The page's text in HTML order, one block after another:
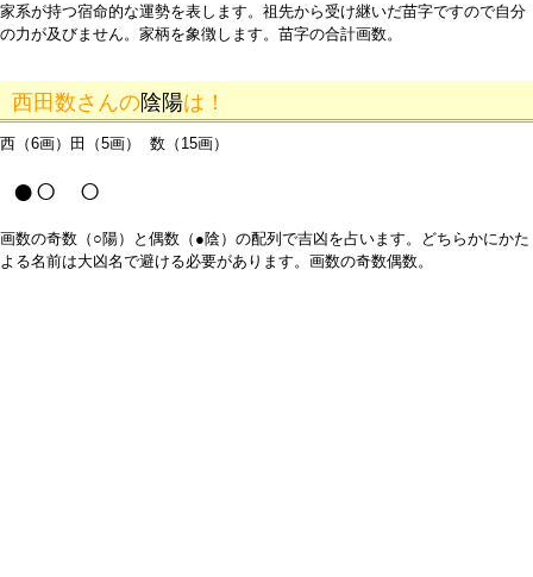
家系が持つ宿命的な運勢を表します。祖先から受け継いだ苗字ですので自分
の力が及びません。家柄を象徴します。苗字の合計画数。
西田数さんの陰陽は！
西（6画）田（5画） 数（15画）
●○ ○
画数の奇数（○陽）と偶数（●陰）の配列で吉凶を占います。どちらかにかた
よる名前は大凶名で避ける必要があります。画数の奇数偶数。